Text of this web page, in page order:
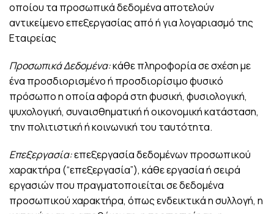
οποίου τα προσωπικά δεδομένα αποτελούν
αντικείμενο επεξεργασίας από ή για λογαριασμό της
Εταιρείας
Προσωπικά Δεδομένα:κάθε πληροφορία σε σχέση με
ένα προσδιορισμένο ή προσδιορίσιμο φυσικό
πρόσωπο η οποία αφορά στη φυσική, φυσιολογική,
ψυχολογική, συναισθηματική ή οικονομική κατάσταση,
την πολιτιστική ή κοινωνική του ταυτότητα.
Επεξεργασία:επεξεργασία δεδομένων προσωπικού
χαρακτήρα (“επεξεργασία”), κάθε εργασία ή σειρά
εργασιών που πραγματοποιείται σε δεδομένα
προσωπικού χαρακτήρα, όπως ενδεικτικά η συλλογή, η